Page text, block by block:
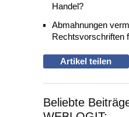
Handel?
Abmahnungen
Rechtsvorschriften
Artikel teilen
Beliebte